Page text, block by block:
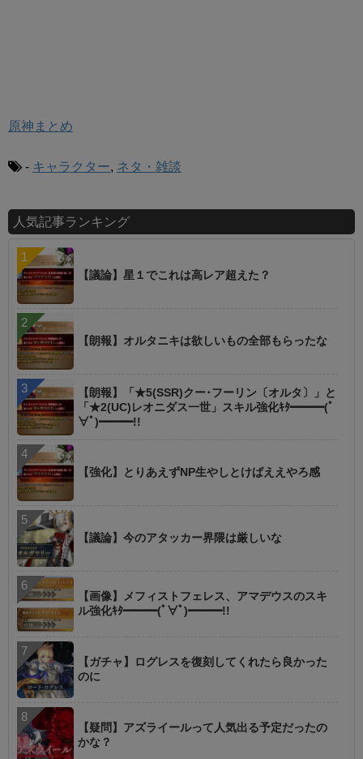
原神まとめ
- キャラクター, ネタ・雑談
人気記事ランキング
【議論】星１でこれは高レア超えた？
【朗報】オルタニキは欲しいもの全部もらったな
【朗報】「★5(SSR)クー･フーリン〔オルタ〕」と
「★2(UC)レオニダス一世」スキル強化ｷﾀ━━━(ﾟ
∀ﾟ)━━━!!
【強化】とりあえずNP生やしとけばええやろ感
【議論】今のアタッカー界隈は厳しいな
【画像】メフィストフェレス、アマデウスのスキ
ル強化ｷﾀ━━━(ﾟ∀ﾟ)━━━!!
【ガチャ】ログレスを復刻してくれたら良かった
のに
【疑問】アズライールって人気出る予定だったの
かな？